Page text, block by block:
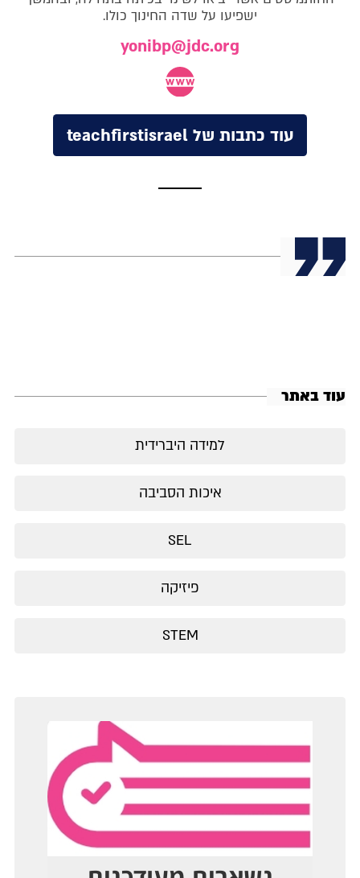
ישפיעו על שדה החינוך כולו.
yonibp@jdc.org
עוד כתבות של teachfirstisrael
עוד באתר
למידה היברידית
איכות הסביבה
SEL
פיזיקה
STEM